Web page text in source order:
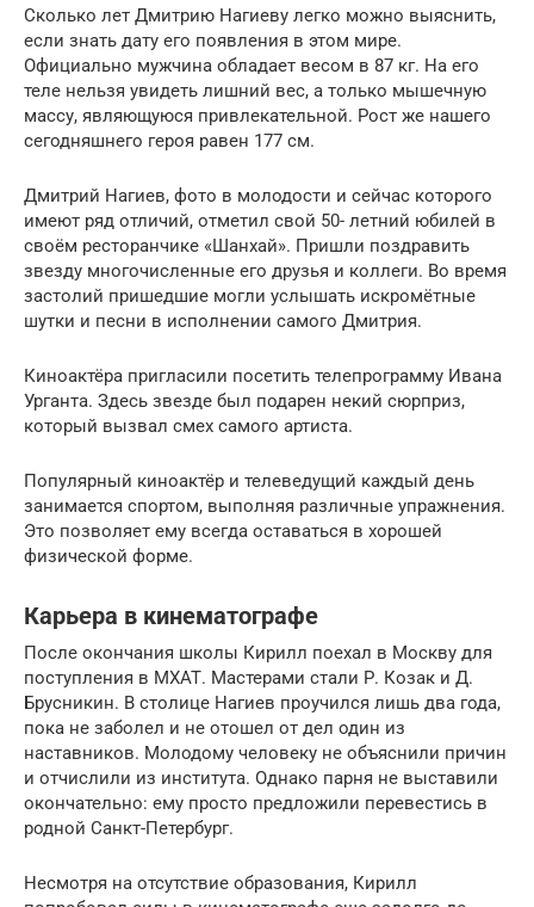
Сколько лет Дмитрию Нагиеву легко можно выяснить,
если знать дату его появления в этом мире.
Официально мужчина обладает весом в 87 кг. На его
теле нельзя увидеть лишний вес, а только мышечную
массу, являющуюся привлекательной. Рост же нашего
сегодняшнего героя равен 177 см.
Дмитрий Нагиев, фото в молодости и сейчас которого
имеют ряд отличий, отметил свой 50- летний юбилей в
своём ресторанчике «Шанхай». Пришли поздравить
звезду многочисленные его друзья и коллеги. Во время
застолий пришедшие могли услышать искромётные
шутки и песни в исполнении самого Дмитрия.
Киноактёра пригласили посетить телепрограмму Ивана
Урганта. Здесь звезде был подарен некий сюрприз,
который вызвал смех самого артиста.
Популярный киноактёр и телеведущий каждый день
занимается спортом, выполняя различные упражнения.
Это позволяет ему всегда оставаться в хорошей
физической форме.
Карьера в кинематографе
После окончания школы Кирилл поехал в Москву для
поступления в МХАТ. Мастерами стали Р. Козак и Д.
Брусникин. В столице Нагиев проучился лишь два года,
пока не заболел и не отошел от дел один из
наставников. Молодому человеку не объяснили причин
и отчислили из института. Однако парня не выставили
окончательно: ему просто предложили перевестись в
родной Санкт-Петербург.
Несмотря на отсутствие образования, Кирилл